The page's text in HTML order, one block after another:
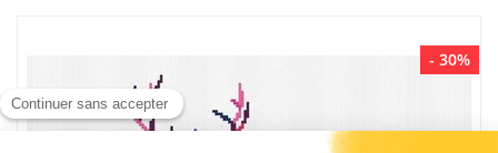
- 30%